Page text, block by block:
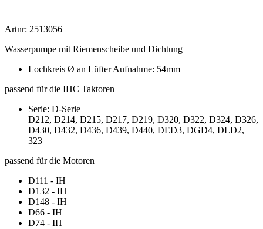
Artnr: 2513056
Wasserpumpe mit Riemenscheibe und Dichtung
Lochkreis Ø an Lüfter Aufnahme: 54mm
passend für die IHC Taktoren
Serie: D-Serie
D212, D214, D215, D217, D219, D320, D322, D324, D326,
D430, D432, D436, D439, D440, DED3, DGD4, DLD2,
323
passend für die Motoren
D111 - IH
D132 - IH
D148 - IH
D66 - IH
D74 - IH